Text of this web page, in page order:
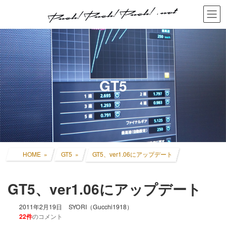
ン
ツ
へ
ス
キ
ッ
プ
ー
シ
ョ
ン
に
移
動
GT5
HOME GT5 GT5、ver1.06にアップデート
GT5、ver1.06にアップデート
2011年2月19日 SYORI（Gucchi1918）
22件のコメント